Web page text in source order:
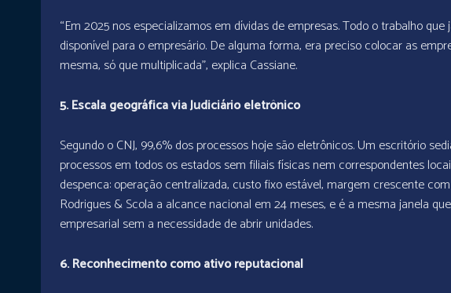
“Em 2025 nos especializamos em dívidas de empresas. Todo o trabalho
disponível para o empresário. De alguma forma, era preciso colocar as
mesma, só que multiplicada”, explica Cassiane.
5. Escala geográfica via Judiciário eletrônico
Segundo o CNJ, 99,6% dos processos hoje são eletrônicos. Um escritório
processos em todos os estados sem filiais físicas nem correspondentes
despenca: operação centralizada, custo fixo estável, margem crescente
Rodrigues & Scola a alcance nacional em 24 meses, e é a mesma janela
empresarial sem a necessidade de abrir unidades.
6. Reconhecimento como ativo reputacional